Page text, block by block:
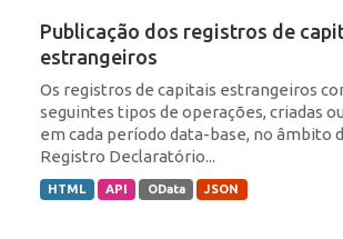
Publicação dos registros de
estrangeiros
Os registros de capitais estrangeiros
seguintes tipos de operações, criadas
em cada período data-base, no âmbito
Registro Declaratório...
HTML API OData JSON